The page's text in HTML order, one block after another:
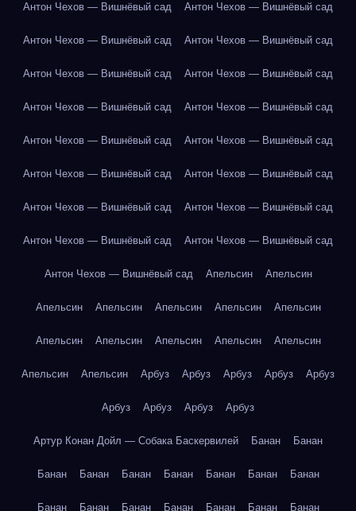
Антон Чехов — Вишнёвый сад Антон Чехов — Вишнёвый сад
Антон Чехов — Вишнёвый сад Антон Чехов — Вишнёвый сад
Антон Чехов — Вишнёвый сад Антон Чехов — Вишнёвый сад
Антон Чехов — Вишнёвый сад Антон Чехов — Вишнёвый сад
Антон Чехов — Вишнёвый сад Антон Чехов — Вишнёвый сад
Антон Чехов — Вишнёвый сад Антон Чехов — Вишнёвый сад
Антон Чехов — Вишнёвый сад Антон Чехов — Вишнёвый сад
Антон Чехов — Вишнёвый сад Антон Чехов — Вишнёвый сад
Антон Чехов — Вишнёвый сад Апельсин Апельсин
Апельсин Апельсин Апельсин Апельсин Апельсин
Апельсин Апельсин Апельсин Апельсин Апельсин
Апельсин Апельсин Арбуз Арбуз Арбуз Арбуз Арбуз
Арбуз Арбуз Арбуз Арбуз
Артур Конан Дойл — Собака Баскервилей Банан Банан
Банан Банан Банан Банан Банан Банан Банан
Банан Банан Банан Банан Банан Банан Банан